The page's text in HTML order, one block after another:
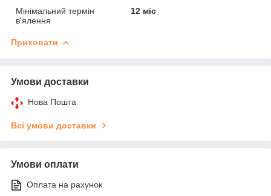
Мінімальний термін
в'ялення
12 міс
Приховати
Умови доставки
Нова Пошта
Всі умови доставки
Умови оплати
Оплата на рахунок